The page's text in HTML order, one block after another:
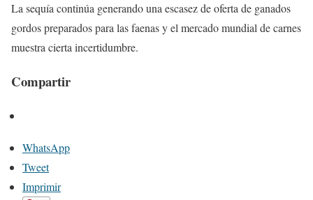
La sequía continúa generando una escasez de oferta de ganados
gordos preparados para las faenas y el mercado mundial de carnes
muestra cierta incertidumbre.
Compartir
WhatsApp
Tweet
Imprimir